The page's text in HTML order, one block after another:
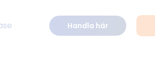
Handla här